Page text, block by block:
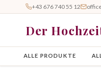
+43 676 740 55 12
Der
ALLE PRODUKTE